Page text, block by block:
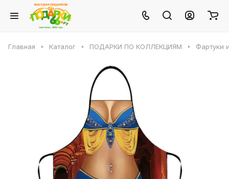
Главная Каталог ПОДАРКИ ПО КОЛЛЕКЦИЯМ Фартуки